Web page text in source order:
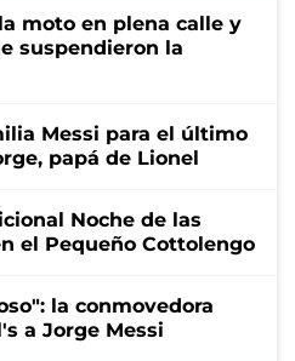
moto en plena calle y
suspendieron la
Messi para el último
papá de Lionel
Noche de las
el Pequeño Cottolengo
la conmovedora
a Jorge Messi